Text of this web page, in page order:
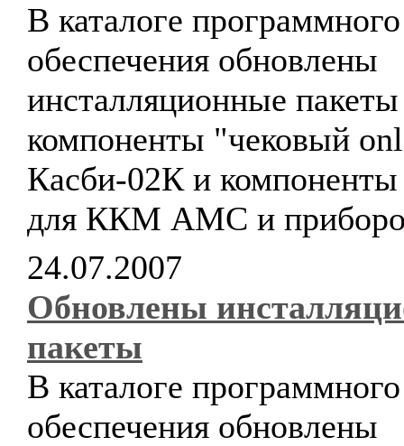
В каталоге программного
обеспечения обновлены
инсталляционные пакеты
компоненты "чековый
Касби-02К и
для ККМ АМС и
24.07.2007
Обновлены
пакеты
В каталоге программного
обеспечения обновлены